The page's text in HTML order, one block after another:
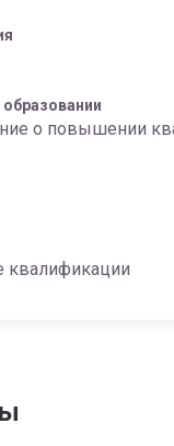
о повышении